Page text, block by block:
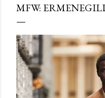
MFW: